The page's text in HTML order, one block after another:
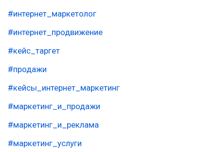
#интернет_маркетолог
#интернет_продвижение
#кейс_таргет
#продажи
#кейсы_интернет_маркетинг
#маркетинг_и_продажи
#маркетинг_и_реклама
#маркетинг_услуги